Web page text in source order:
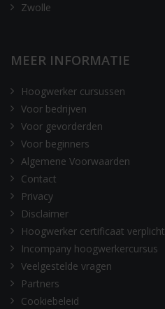
Zwolle
MEER INFORMATIE
Hoogwerker cursussen
Voor bedrijven
Voor gevorderden
Voor beginners
Algemene Voorwaarden
Contact
Privacy
Disclaimer
Hoogwerker certificaat verplicht
Incompany hoogwerkercursus
Veelgestelde vragen
Partners
Cookiebeleid